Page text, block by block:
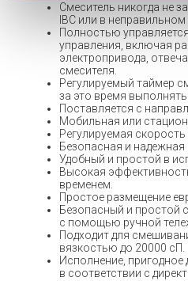
Смеситель никогда не
IBC или в
Полностью
управления, включая
электропривода,
смесителя.
Регулируемый таймер
за это время
Поставляется с
Мобильная или
Регулируемая
Безопасная и надежная
Удобный и простой в
Высокая
временем.
Простое размещение
Безопасный и простой
с помощью ручной
Подходит для
вязкостью до 20000 сП.
Исполнение, пригодное
в соответствии с